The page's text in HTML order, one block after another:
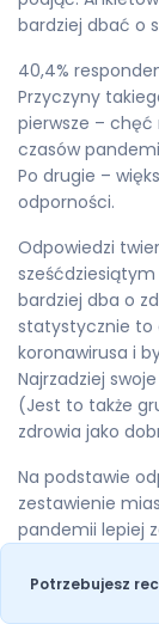
bardziej dbać o
40,4%
Przyczyny
pierwsze – chęć
czasów
Po drugie –
odporności.
Odpowiedzi
sześćdziesiątym
bardziej dba o
statystycznie to
koronawirusa i
Najrzadziej
(Jest to także
zdrowia jako
Na podstawie
zestawienie
pandemii lepiej
Trzecie
Potrzebujesz